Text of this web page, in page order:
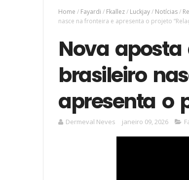
Home / Fayardi / Fkallez/ Luckjay/ Notícias/
nasce na fronteira e apresenta o projeto
Nova
brasileiro
apresenta o
Dermeval Neves janeiro 09, 2026